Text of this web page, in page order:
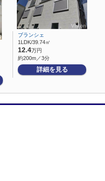
ブランシェ
1LDK/39.74㎡
12.4万円
約200m／3分
詳細を見る